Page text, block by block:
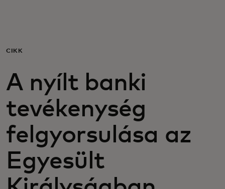
Vállalkozásoknak
A világért
Innovátoroknak
Hírek és trendek
CIKK
A nyílt banki
tevékenység
felgyorsulása az
Egyesült